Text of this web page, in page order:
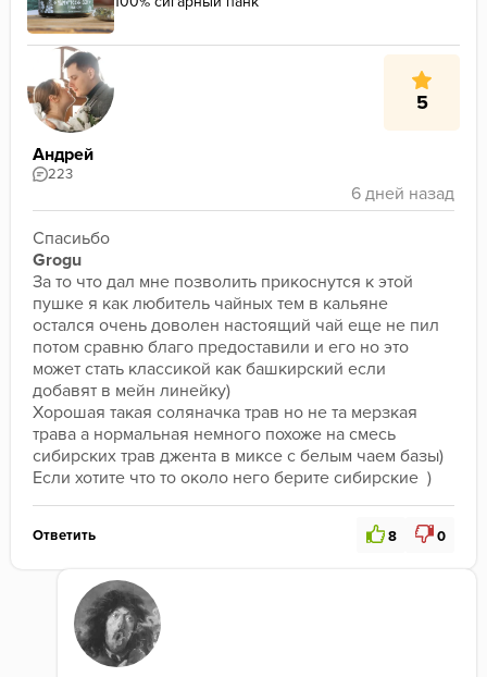
5
Андрей
223
Спасиьбо
Grogu
За то что дал мне позволить прикоснутся к этой
пушке я как любитель чайных тем в кальяне
остался очень доволен настоящий чай еще не пил
потом сравню благо предоставили и его но это
может стать классикой как башкирский если
добавят в мейн линейку)
Хорошая такая соляначка трав но не та мерзкая
трава а нормальная немного похоже на смесь
сибирских трав джента в миксе с белым чаем базы)
Если хотите что то около него берите сибирские  )
Ответить 8 0